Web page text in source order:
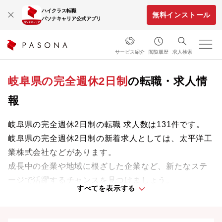
ハイクラス転職
パソナキャリア公式アプリ
無料インストール
サービス紹介 閲覧履歴 求人検索
岐阜県の完全週休2日制 の転職・求人情
報
岐阜県の完全週休2日制の転職 求人数は131件です。
岐阜県の完全週休2日制の新着求人としては、太平洋工
業株式会社などがあります。
成長中の企業や地域に根ざした企業など、新たなステ
ージで活躍するチャンスを見つけましょう。
岐阜県の転職事情、UIターン情報は
すべてを表示する